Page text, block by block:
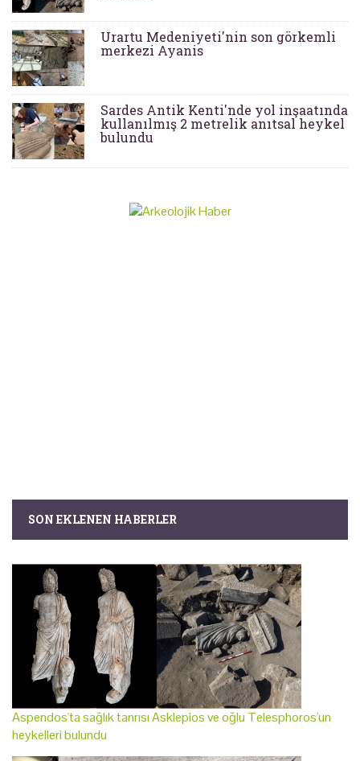
Urartu Medeniyeti'nin son görkemli
merkezi Ayanis
Sardes Antik Kenti'nde yol inşaatında
kullanılmış 2 metrelik anıtsal heykel
bulundu
SON EKLENEN HABERLER
Aspendos'ta sağlık tanrısı Asklepios ve oğlu Telesphoros'un
heykelleri bulundu